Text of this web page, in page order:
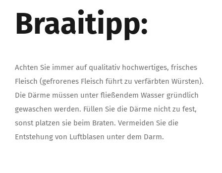
Braaitipp:
Achten Sie immer auf qualitativ hochwertiges, frisches
Fleisch (gefrorenes Fleisch führt zu verfärbten Würsten).
Die Därme müssen unter fließendem Wasser gründlich
gewaschen werden. Füllen Sie die Därme nicht zu fest,
sonst platzen sie beim Braten. Vermeiden Sie die
Entstehung von Luftblasen unter dem Darm.